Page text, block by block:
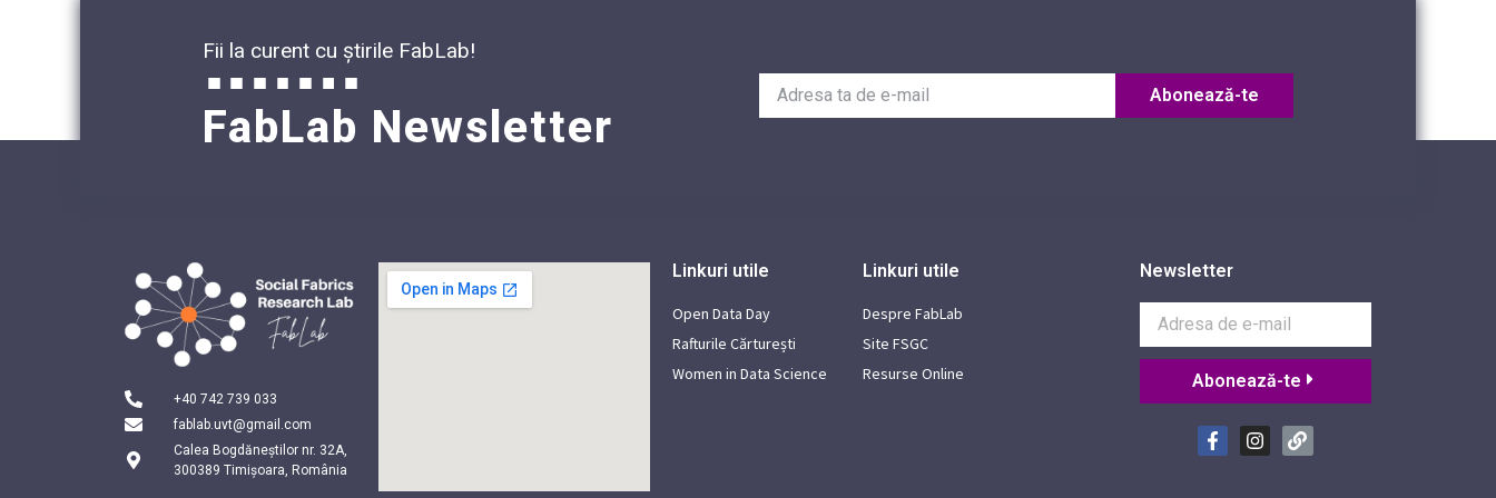
Fii la curent cu știrile FabLab!
FabLab Newsletter
Abonează-te
+40 742 739 033
fablab.uvt@gmail.com
Calea Bogdăneștilor nr. 32A,
300389 Timișoara, România
Linkuri utile
Open Data Day
Rafturile Cărturești
Women in Data Science
Linkuri utile
Despre FabLab
Site FSGC
Resurse Online
Newsletter
Abonează-te